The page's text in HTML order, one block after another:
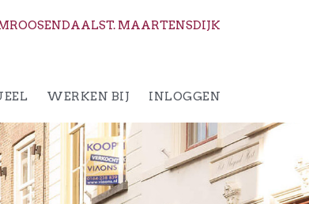
ROOSENDAALST. MAARTENSDIJK
WERKEN BIJ INLOGGEN